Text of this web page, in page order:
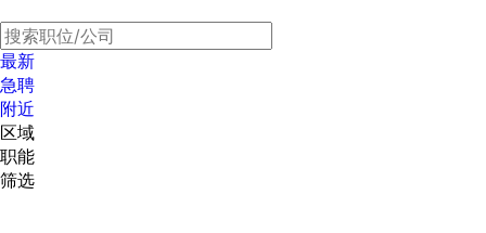
最新
急聘
附近
区域
职能
筛选